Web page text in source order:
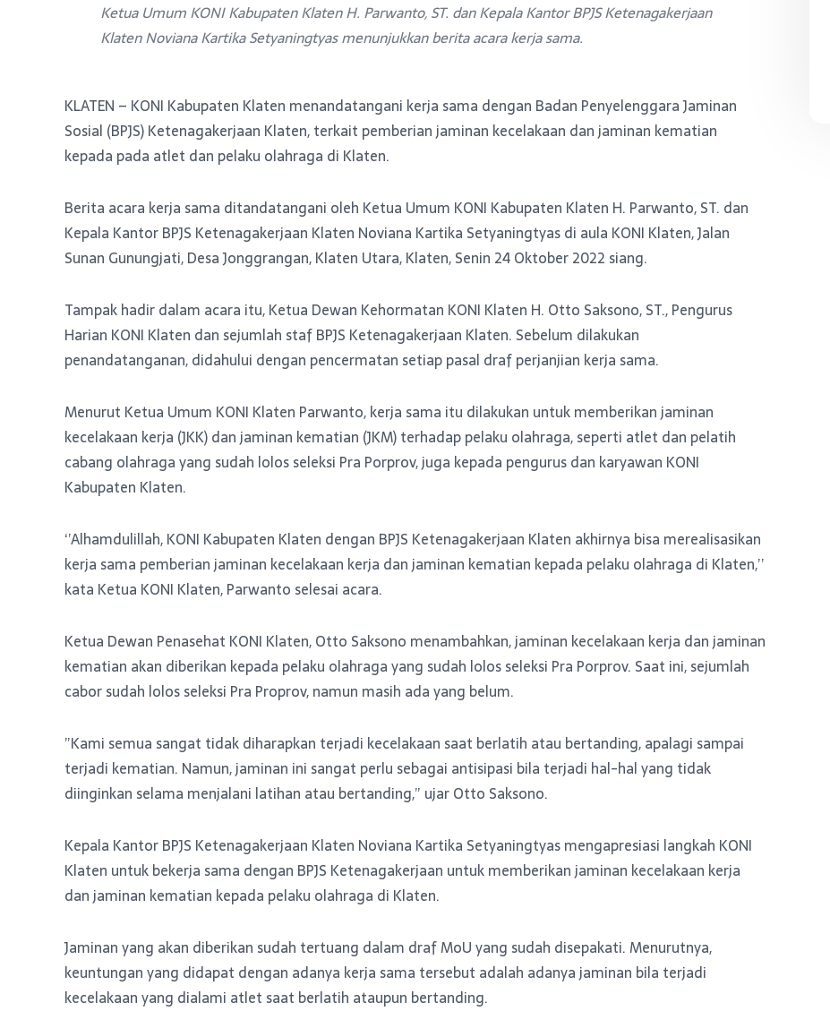
Ketua Umum KONI Kabupaten Klaten H. Parwanto, ST. dan Kepala Kantor BPJS Ketenagakerjaan
Klaten Noviana Kartika Setyaningtyas menunjukkan berita acara kerja sama.
KLATEN – KONI Kabupaten Klaten menandatangani kerja sama dengan Badan Penyelenggara Jaminan
Sosial (BPJS) Ketenagakerjaan Klaten, terkait pemberian jaminan kecelakaan dan jaminan kematian
kepada pada atlet dan pelaku olahraga di Klaten.
Berita acara kerja sama ditandatangani oleh Ketua Umum KONI Kabupaten Klaten H. Parwanto, ST. dan
Kepala Kantor BPJS Ketenagakerjaan Klaten Noviana Kartika Setyaningtyas di aula KONI Klaten, Jalan
Sunan Gunungjati, Desa Jonggrangan, Klaten Utara, Klaten, Senin 24 Oktober 2022 siang.
Tampak hadir dalam acara itu, Ketua Dewan Kehormatan KONI Klaten H. Otto Saksono, ST., Pengurus
Harian KONI Klaten dan sejumlah staf BPJS Ketenagakerjaan Klaten. Sebelum dilakukan
penandatanganan, didahului dengan pencermatan setiap pasal draf perjanjian kerja sama.
Menurut Ketua Umum KONI Klaten Parwanto, kerja sama itu dilakukan untuk memberikan jaminan
kecelakaan kerja (JKK) dan jaminan kematian (JKM) terhadap pelaku olahraga, seperti atlet dan pelatih
cabang olahraga yang sudah lolos seleksi Pra Porprov, juga kepada pengurus dan karyawan KONI
Kabupaten Klaten.
‘’Alhamdulillah, KONI Kabupaten Klaten dengan BPJS Ketenagakerjaan Klaten akhirnya bisa merealisasikan
kerja sama pemberian jaminan kecelakaan kerja dan jaminan kematian kepada pelaku olahraga di Klaten,’’
kata Ketua KONI Klaten, Parwanto selesai acara.
Ketua Dewan Penasehat KONI Klaten, Otto Saksono menambahkan, jaminan kecelakaan kerja dan jaminan
kematian akan diberikan kepada pelaku olahraga yang sudah lolos seleksi Pra Porprov. Saat ini, sejumlah
cabor sudah lolos seleksi Pra Proprov, namun masih ada yang belum.
”Kami semua sangat tidak diharapkan terjadi kecelakaan saat berlatih atau bertanding, apalagi sampai
terjadi kematian. Namun, jaminan ini sangat perlu sebagai antisipasi bila terjadi hal-hal yang tidak
diinginkan selama menjalani latihan atau bertanding,” ujar Otto Saksono.
Kepala Kantor BPJS Ketenagakerjaan Klaten Noviana Kartika Setyaningtyas mengapresiasi langkah KONI
Klaten untuk bekerja sama dengan BPJS Ketenagakerjaan untuk memberikan jaminan kecelakaan kerja
dan jaminan kematian kepada pelaku olahraga di Klaten.
Jaminan yang akan diberikan sudah tertuang dalam draf MoU yang sudah disepakati. Menurutnya,
keuntungan yang didapat dengan adanya kerja sama tersebut adalah adanya jaminan bila terjadi
kecelakaan yang dialami atlet saat berlatih ataupun bertanding.